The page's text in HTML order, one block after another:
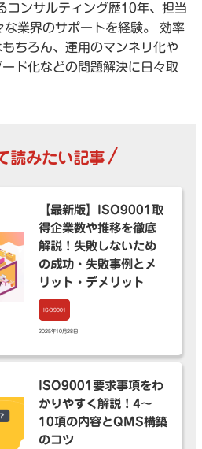
コンサルティング歴10年、担当
業界のサポートを経験。 効率
ちろん、運用のマンネリ化や
ド化などの問題解決に日々取
読みたい記事 /
ISO9001
2025年10月28日
【最新版】ISO9001取
得企業数や推移を徹底
解説！失敗しないため
の成功・失敗事例とメ
リット・デメリット
ISO9001要求事項をわ
かりやすく解説！4〜
10項の内容とQMS構築
のコツ